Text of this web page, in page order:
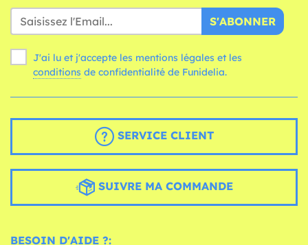
S'ABONNER
J'ai lu et j'accepte les mentions légales et les
conditions de confidentialité de Funidelia.
SERVICE CLIENT
SUIVRE MA COMMANDE
BESOIN D'AIDE ?: